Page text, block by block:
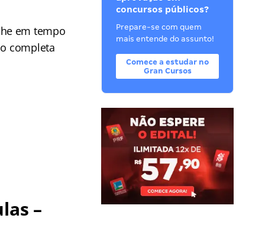
em tempo
completa
–
concursos públicos?
Prepare-se com quem
mais entende do assunto!
Comece a estudar no
Gran Cursos